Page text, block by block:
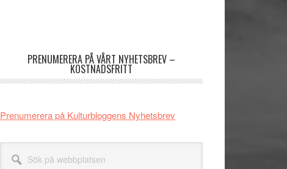
PRENUMERERA PÅ VÅRT NYHETSBREV –
KOSTNADSFRITT
Prenumerera på Kulturbloggens Nyhetsbrev